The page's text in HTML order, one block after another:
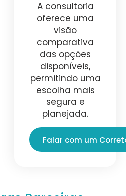
A consultoria
oferece uma
visão
comparativa
das opções
disponíveis,
permitindo uma
escolha mais
segura e
planejada.
Falar com um